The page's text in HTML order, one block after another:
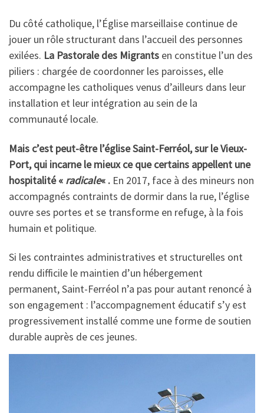
Du côté catholique, l’Église marseillaise continue de
jouer un rôle structurant dans l’accueil des personnes
exilées. La Pastorale des Migrants en constitue l’un des
piliers : chargée de coordonner les paroisses, elle
accompagne les catholiques venus d’ailleurs dans leur
installation et leur intégration au sein de la
communauté locale.
Mais c’est peut-être l’église Saint-Ferréol, sur le Vieux-
Port, qui incarne le mieux ce que certains appellent une
hospitalité « radicale« . En 2017, face à des mineurs non
accompagnés contraints de dormir dans la rue, l’église
ouvre ses portes et se transforme en refuge, à la fois
humain et politique.
Si les contraintes administratives et structurelles ont
rendu difficile le maintien d’un hébergement
permanent, Saint-Ferréol n’a pas pour autant renoncé à
son engagement : l’accompagnement éducatif s’y est
progressivement installé comme une forme de soutien
durable auprès de ces jeunes.